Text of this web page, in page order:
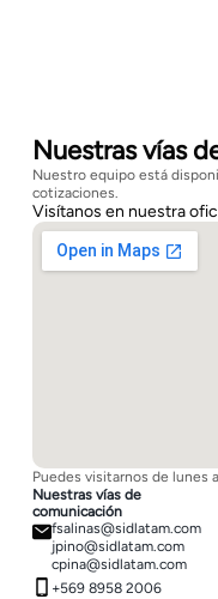
Nuestras vías
Nuestro equipo está
cotizaciones.
Visítanos en nuestra
Puedes visitarnos de lunes
Nuestras vías de
comunicación
fsalinas@sidlatam.com
jpino@sidlatam.com
cpina@sidlatam.com
+569 8958 2006